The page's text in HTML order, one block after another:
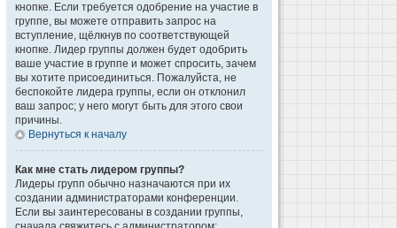
кнопке. Если требуется одобрение на участие в
группе, вы можете отправить запрос на
вступление, щёлкнув по соответствующей
кнопке. Лидер группы должен будет одобрить
ваше участие в группе и может спросить, зачем
вы хотите присоединиться. Пожалуйста, не
беспокойте лидера группы, если он отклонил
ваш запрос; у него могут быть для этого свои
причины.
Вернуться к началу
Как мне стать лидером группы?
Лидеры групп обычно назначаются при их
создании администраторами конференции.
Если вы заинтересованы в создании группы,